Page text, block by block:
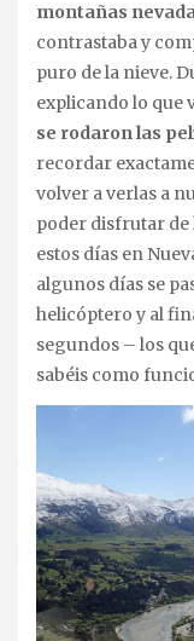
montañas
contrastaba y
puro de la nieve.
explicando lo que
se rodaron las
recordar
volver a verlas a
poder disfrutar de
estos días en
algunos días se
helicóptero y al
segundos – los
sabéis como